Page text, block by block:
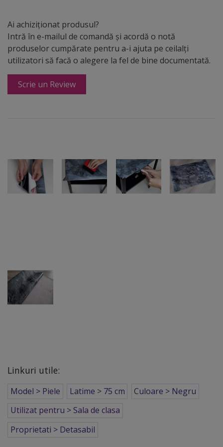
Ai achiziționat produsul?
Intră în e-mailul de comandă și acordă o notă
produselor cumpărate pentru a-i ajuta pe ceilalți
utilizatori să facă o alegere la fel de bine documentată.
Scrie un Review
Linkuri utile:
Model > Piele Latime > 75 cm
Culoare > Negru
Utilizat pentru > Sala de clasa
Proprietati > Detasabil